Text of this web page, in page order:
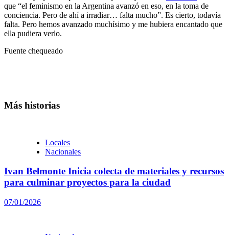
que “el feminismo en la Argentina avanzó en eso, en la toma de
conciencia. Pero de ahí a irradiar… falta mucho”. Es cierto, todavía
falta. Pero hemos avanzado muchísimo y me hubiera encantado que
ella pudiera verlo.
Fuente chequeado
Más historias
Locales
Nacionales
Ivan Belmonte Inicia colecta de materiales y recursos
para culminar proyectos para la ciudad
07/01/2026